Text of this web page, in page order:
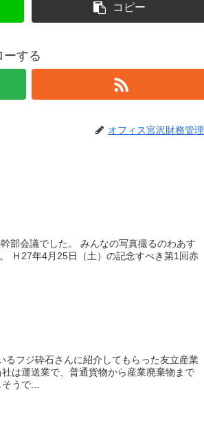
コピー
ーする
オフィス宮沢財務管理
んなの写真撮るのわあす
フジ砕石さんに紹介してもらった友立産業
イティーな会社です。 優しそうで...